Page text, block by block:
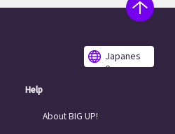
Japanes
e
Help
About BIG UP!